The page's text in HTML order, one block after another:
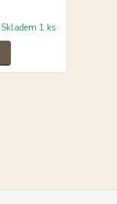
Skladem 1 ks